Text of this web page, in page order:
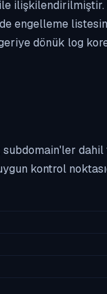
ile
engelleme
dönük log
subdomain'ler
kontrol